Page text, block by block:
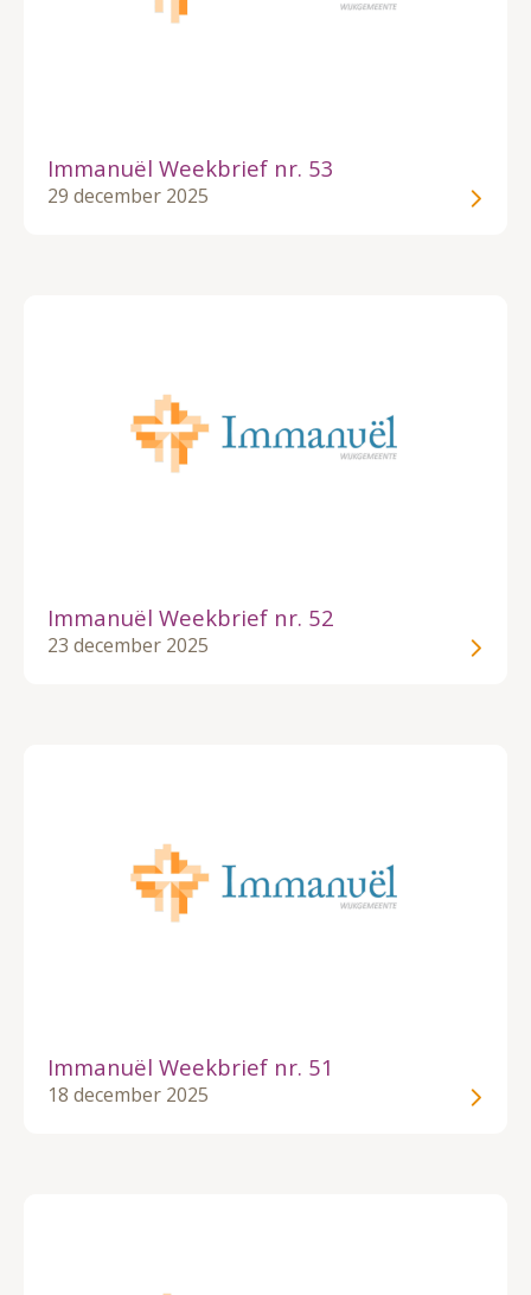
Immanuël Weekbrief nr. 53
29 december 2025
Immanuël Weekbrief nr. 52
23 december 2025
Immanuël Weekbrief nr. 51
18 december 2025